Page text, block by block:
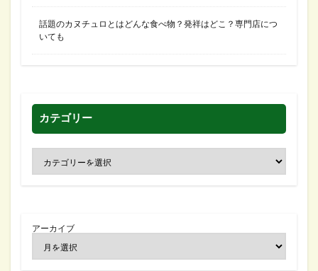
話題のカヌチュロとはどんな食べ物？発祥はどこ？専門店につ
いても
カテゴリー
アーカイブ